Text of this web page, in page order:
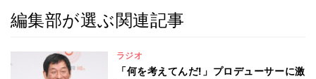
編集部が選ぶ関連記事
ラジオ
「何を考えてんだ!」プロデューサーに激